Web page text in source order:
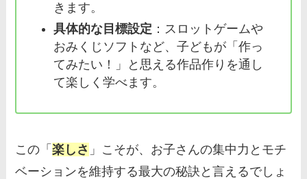
きます。
具体的な目標設定 ：スロットゲームや
おみくじソフトなど、子どもが「作っ
てみたい！」と思える作品作りを通し
て楽しく学べます。
この「楽しさ 」こそが、お子さんの集中力とモチ
ベーションを維持する最大の秘訣と言えるでしょ